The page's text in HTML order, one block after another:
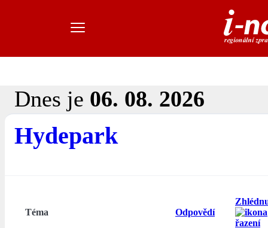
Dnes je 06. 08. 2026
Hydepark
Téma Odpovědí